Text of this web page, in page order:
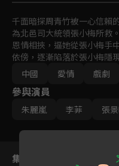
千面暗探周青竹被一心信賴
為北邑司大統領張小梅所救
恩情相挾，逼她從張小梅手
依傍，逐漸陷落於張小梅隱
制，卻割捨不掉周青竹的
枷鎖阻隔在二人之間，兩
梅下雪紛紛，寒枝折不斷，
中國
愛情 戲劇
參與演員
朱麗嵐 李菲 張
集數列表